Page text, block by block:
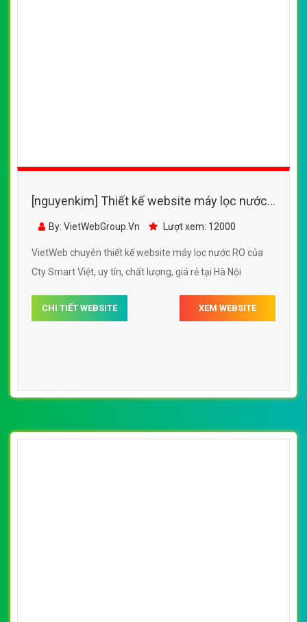
[nguyenkim] Thiết kế website máy lọc nước
RO của Cty Smart Việt
By: VietWebGroup.Vn Lượt xem: 12000
VietWeb chuyên thiết kế website máy lọc nước RO của
Cty Smart Việt, uy tín, chất lượng, giá rẻ tại Hà Nội
CHI TIẾT WEBSITE XEM WEBSITE